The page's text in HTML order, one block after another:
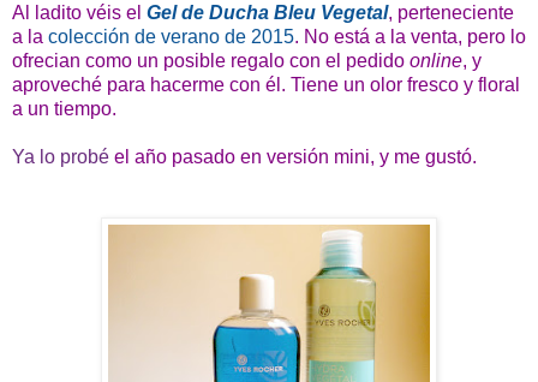
Al ladito véis el Gel de Ducha Bleu Vegetal, perteneciente
a la colección de verano de 2015. No está a la venta, pero lo
ofrecian como un posible regalo con el pedido online, y
aproveché para hacerme con él. Tiene un olor fresco y floral
a un tiempo.
Ya lo probé el año pasado en versión mini, y me gustó.